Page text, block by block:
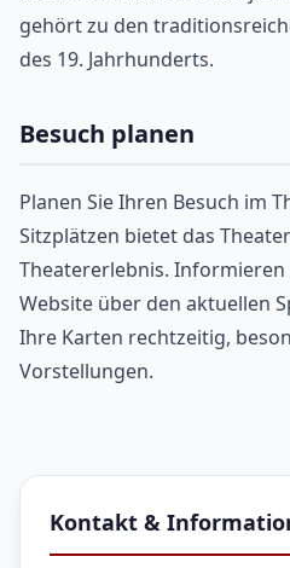
gehört zu den
des 19. Jahrhunderts.
Besuch planen
Planen Sie Ihren Besuch im
Sitzplätzen bietet das
Theatererlebnis. Informieren
Website über den aktuellen
Ihre Karten rechtzeitig,
Vorstellungen.
Kontakt &